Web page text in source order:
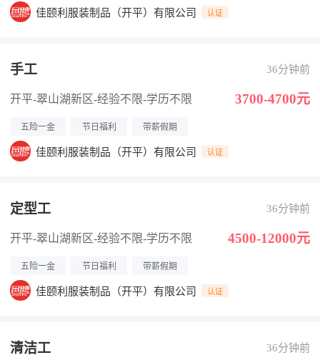
佳颐利服装制品（开平）有限公司 认证
手工 36分钟前
开平-翠山湖新区-经验不限-学历不限 3700-4700元
五险一金 节日福利 带薪假期
佳颐利服装制品（开平）有限公司 认证
定型工 36分钟前
开平-翠山湖新区-经验不限-学历不限 4500-12000元
五险一金 节日福利 带薪假期
佳颐利服装制品（开平）有限公司 认证
清洁工 36分钟前